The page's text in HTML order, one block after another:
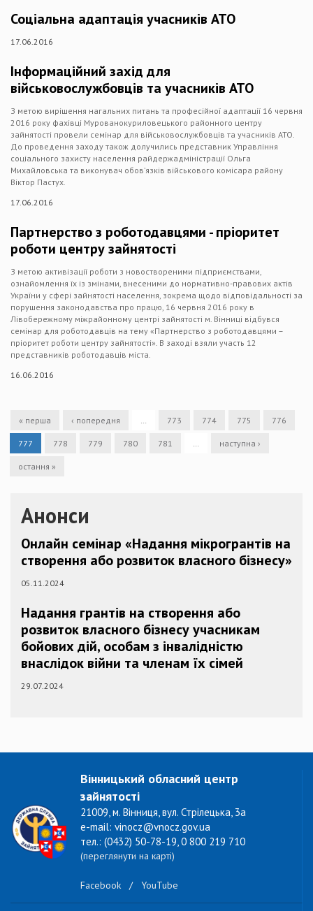
Соціальна адаптація учасників АТО
17.06.2016
Інформаційний захід для
військовослужбовців та учасників АТО
З метою вирішення нагальних питань та професійної адаптації 16 червня
2016 року фахівці Мурованокуриловецького районного центру
зайнятості провели семінар для військовослужбовців та учасників АТО.
До проведення заходу також долучились представник Управління
соціального захисту населення райдержадміністрації Ольга
Михайловська та виконувач обов’язків військового комісара району
Віктор Пастух.
17.06.2016
Партнерство з роботодавцями - пріоритет
роботи центру зайнятості
З метою активізації роботи з новоствореними підприємствами,
ознайомлення їх із змінами, внесеними до нормативно-правових актів
України у сфері зайнятості населення, зокрема щодо відповідальності за
порушення законодавства про працю, 16 червня 2016 року в
Лівобережному міжрайонному центрі зайнятості м. Вінниці відбувся
семінар для роботодавців на тему «Партнерство з роботодавцями –
пріоритет роботи центру зайнятості». В заході взяли участь 12
представників роботодавців міста.
16.06.2016
« перша ‹ попередня 773 774 775 776
777 778 779 780 781 наступна ›
остання »
Анонси
Онлайн семінар «Надання мікрогрантів на
створення або розвиток власного бізнесу»
05.11.2024
Надання грантів на створення або
розвиток власного бізнесу учасникам
бойових дій, особам з інвалідністю
внаслідок війни та членам їх сімей
29.07.2024
Вінницький обласний центр
зайнятості
21009, м. Вінниця, вул. Стрілецька, 3а
e-mail: vinocz@vnocz.gov.ua
тел.: (0432) 50-78-19, 0 800 219 710
(переглянути на карті)
Facebook / YouTube